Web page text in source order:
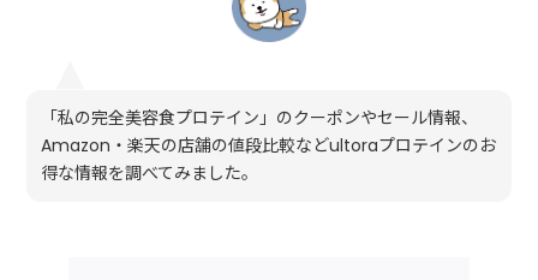
「私の完全美容食プロテイン」のクーポンやセール情報、
Amazon・楽天の店舗の値段比較などultoraプロテインのお
得な情報を調べてみました。